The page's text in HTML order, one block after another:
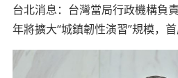
台北消息：台灣當局行政機構負
年將擴大“城鎮韌性演習”規模，